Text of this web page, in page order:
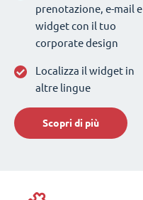
prenotazione, e-mail e
widget con il tuo
corporate design
Localizza il widget in
altre lingue
Scopri di più